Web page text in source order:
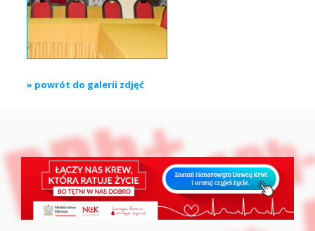
» powrót do galerii zdjęć